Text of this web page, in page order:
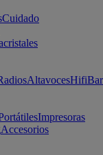
Cuidado
AltavocesHifi
Impresoras
Accesorios